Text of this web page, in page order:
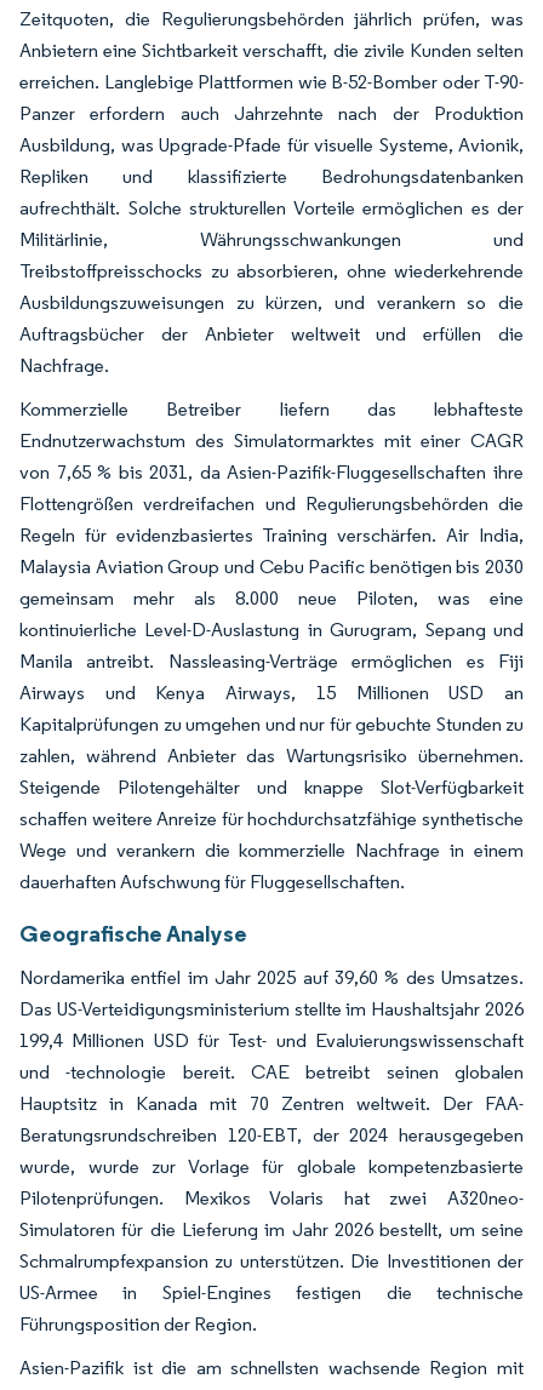
Zeitquoten, die Regulierungsbehörden jährlich prüfen, was
Anbietern eine Sichtbarkeit verschafft, die zivile Kunden selten
erreichen. Langlebige Plattformen wie B-52-Bomber oder T-90-
Panzer erfordern auch Jahrzehnte nach der Produktion
Ausbildung, was Upgrade-Pfade für visuelle Systeme, Avionik,
Repliken und klassifizierte Bedrohungsdatenbanken
aufrechthält. Solche strukturellen Vorteile ermöglichen es der
Militärlinie, Währungsschwankungen und
Treibstoffpreisschocks zu absorbieren, ohne wiederkehrende
Ausbildungszuweisungen zu kürzen, und verankern so die
Auftragsbücher der Anbieter weltweit und erfüllen die
Nachfrage.
Kommerzielle Betreiber liefern das lebhafteste
Endnutzerwachstum des Simulatormarktes mit einer CAGR
von 7,65 % bis 2031, da Asien-Pazifik-Fluggesellschaften ihre
Flottengrößen verdreifachen und Regulierungsbehörden die
Regeln für evidenzbasiertes Training verschärfen. Air India,
Malaysia Aviation Group und Cebu Pacific benötigen bis 2030
gemeinsam mehr als 8.000 neue Piloten, was eine
kontinuierliche Level-D-Auslastung in Gurugram, Sepang und
Manila antreibt. Nassleasing-Verträge ermöglichen es Fiji
Airways und Kenya Airways, 15 Millionen USD an
Kapitalprüfungen zu umgehen und nur für gebuchte Stunden zu
zahlen, während Anbieter das Wartungsrisiko übernehmen.
Steigende Pilotengehälter und knappe Slot-Verfügbarkeit
schaffen weitere Anreize für hochdurchsatzfähige synthetische
Wege und verankern die kommerzielle Nachfrage in einem
dauerhaften Aufschwung für Fluggesellschaften.
Geografische Analyse
Nordamerika entfiel im Jahr 2025 auf 39,60 % des Umsatzes.
Das US-Verteidigungsministerium stellte im Haushaltsjahr 2026
199,4 Millionen USD für Test- und Evaluierungswissenschaft
und -technologie bereit. CAE betreibt seinen globalen
Hauptsitz in Kanada mit 70 Zentren weltweit. Der FAA-
Beratungsrundschreiben 120-EBT, der 2024 herausgegeben
wurde, wurde zur Vorlage für globale kompetenzbasierte
Pilotenprüfungen. Mexikos Volaris hat zwei A320neo-
Simulatoren für die Lieferung im Jahr 2026 bestellt, um seine
Schmalrumpfexpansion zu unterstützen. Die Investitionen der
US-Armee in Spiel-Engines festigen die technische
Führungsposition der Region.
Asien-Pazifik ist die am schnellsten wachsende Region mit